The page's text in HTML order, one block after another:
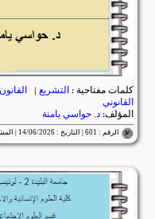
كلمات مفتاحية :التشريع | القانون
القانوني
المؤلف:د. حواسي يامنة
الرقم : 601 | التاريخ : 14/06/2026 | المشاهدات :